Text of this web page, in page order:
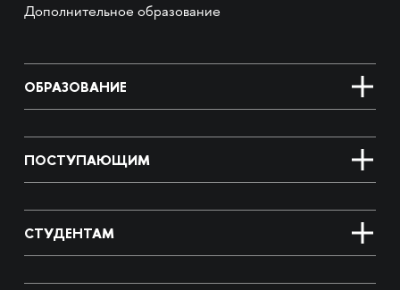
Дополнительное образование
ОБРАЗОВАНИЕ
ПОСТУПАЮЩИМ
СТУДЕНТАМ